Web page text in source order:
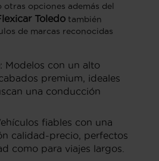
otras opciones además del
Toledo también
de marcas reconocidas
: Modelos con un alto
premium, ideales
una conducción
fiables con una
calidad-precio, perfectos
como para viajes largos.